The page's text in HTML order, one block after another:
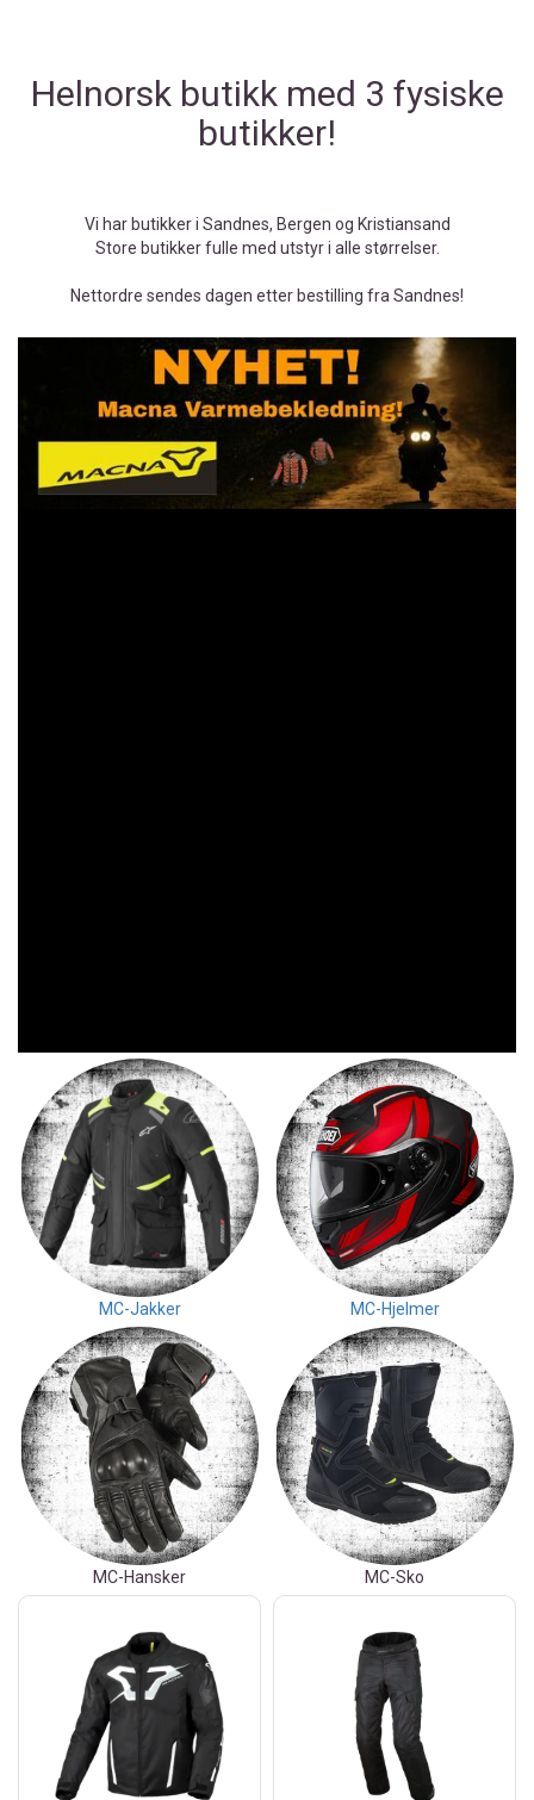
Helnorsk butikk med 3 fysiske
butikker!
Vi har butikker i Sandnes, Bergen og Kristiansand
Store butikker fulle med utstyr i alle størrelser.
Nettordre sendes dagen etter bestilling fra Sandnes!
MC-Jakker MC-Hjelmer
MC-Hansker MC-Sko